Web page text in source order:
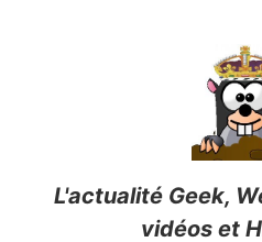
L'actualité Geek,
vidéos et